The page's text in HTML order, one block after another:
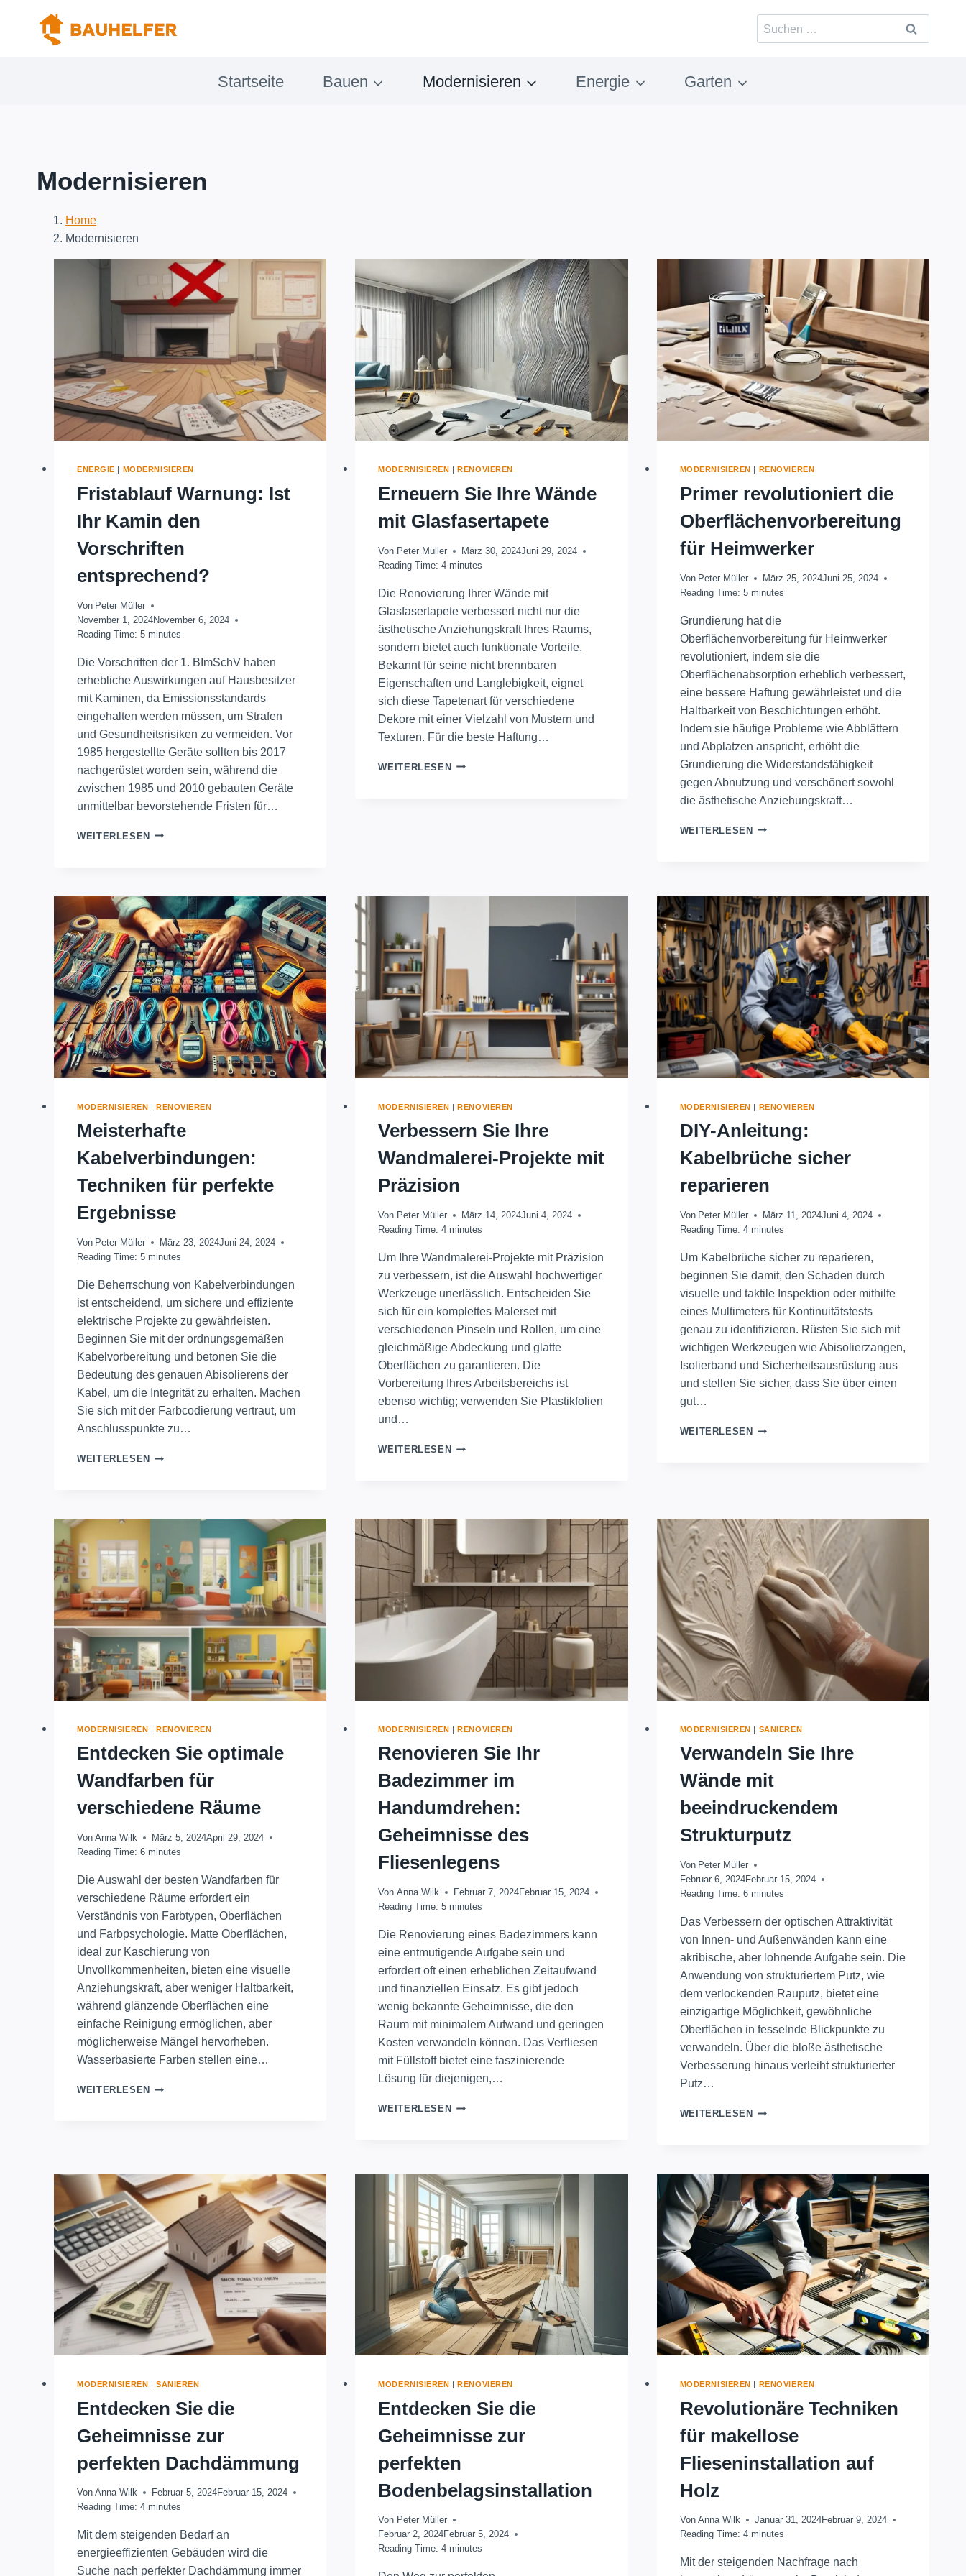
Suchen
nach:
Startseite Bauen Modernisieren Energie Garten
Modernisieren
Home
Modernisieren
ENERGIE MODERNISIEREN
Fristablauf Warnung: Ist
Ihr Kamin den
Vorschriften
entsprechend?
Von Peter Müller
November 1, 2024November 6, 2024
Reading Time: 5 minutes
Die Vorschriften der 1. BImSchV haben
erhebliche Auswirkungen auf Hausbesitzer
mit Kaminen, da Emissionsstandards
eingehalten werden müssen, um Strafen
und Gesundheitsrisiken zu vermeiden. Vor
1985 hergestellte Geräte sollten bis 2017
nachgerüstet worden sein, während die
zwischen 1985 und 2010 gebauten Geräte
unmittelbar bevorstehende Fristen für…
WEITERLESEN FRISTABLAUF
DEN
VORSCHRIFTEN
ENTSPRECHEND?
MODERNISIEREN RENOVIEREN
Erneuern Sie Ihre Wände
mit Glasfasertapete
Von Peter Müller März 30, 2024Juni 29, 2024
Reading Time: 4 minutes
Die Renovierung Ihrer Wände mit
Glasfasertapete verbessert nicht nur die
ästhetische Anziehungskraft Ihres Raums,
sondern bietet auch funktionale Vorteile.
Bekannt für seine nicht brennbaren
Eigenschaften und Langlebigkeit, eignet
sich diese Tapetenart für verschiedene
Dekore mit einer Vielzahl von Mustern und
Texturen. Für die beste Haftung…
WEITERLESENERNEUERN
MODERNISIEREN RENOVIEREN
Primer revolutioniert die
Oberflächenvorbereitung
für Heimwerker
Von Peter Müller März 25, 2024Juni 25, 2024
Reading Time: 5 minutes
Grundierung hat die
Oberflächenvorbereitung für Heimwerker
revolutioniert, indem sie die
Oberflächenabsorption erheblich verbessert,
eine bessere Haftung gewährleistet und die
Haltbarkeit von Beschichtungen erhöht.
Indem sie häufige Probleme wie Abblättern
und Abplatzen anspricht, erhöht die
Grundierung die Widerstandsfähigkeit
gegen Abnutzung und verschönert sowohl
die ästhetische Anziehungskraft…
WEITERLESENPRIMER
HEIMWERKER
MODERNISIEREN | RENOVIEREN
Meisterhafte
Kabelverbindungen:
Techniken für perfekte
Ergebnisse
Von Peter Müller März 23, 2024Juni 24, 2024
Reading Time: 5 minutes
Die Beherrschung von Kabelverbindungen
ist entscheidend, um sichere und effiziente
elektrische Projekte zu gewährleisten.
Beginnen Sie mit der ordnungsgemäßen
Kabelvorbereitung und betonen Sie die
Bedeutung des genauen Abisolierens der
Kabel, um die Integrität zu erhalten. Machen
Sie sich mit der Farbcodierung vertraut, um
Anschlusspunkte zu…
WEITERLESEN
MEISTERHAFTE
MODERNISIEREN |RENOVIEREN
Verbessern Sie Ihre
Wandmalerei-Projekte mit
Präzision
Von Peter Müller März 14, 2024Juni 4, 2024
Reading Time: 4 minutes
Um Ihre Wandmalerei-Projekte mit Präzision
zu verbessern, ist die Auswahl hochwertiger
Werkzeuge unerlässlich. Entscheiden Sie
sich für ein komplettes Malerset mit
verschiedenen Pinseln und Rollen, um eine
gleichmäßige Abdeckung und glatte
Oberflächen zu garantieren. Die
Vorbereitung Ihres Arbeitsbereichs ist
ebenso wichtig; verwenden Sie Plastikfolien
und…
WEITERLESENVERBESSERN
MIT
MODERNISIEREN | RENOVIEREN
DIY-Anleitung:
Kabelbrüche sicher
reparieren
Von Peter Müller März 11, 2024Juni 4, 2024
Reading Time: 4 minutes
Um Kabelbrüche sicher zu reparieren,
beginnen Sie damit, den Schaden durch
visuelle und taktile Inspektion oder mithilfe
eines Multimeters für Kontinuitätstests
genau zu identifizieren. Rüsten Sie sich mit
wichtigen Werkzeugen wie Abisolierzangen,
Isolierband und Sicherheitsausrüstung aus
und stellen Sie sicher, dass Sie über einen
gut…
WEITERLESENDIY-
MODERNISIEREN | RENOVIEREN
Entdecken Sie optimale
Wandfarben für
verschiedene Räume
Von Anna Wilk März 5, 2024April 29, 2024
Reading Time: 6 minutes
Die Auswahl der besten Wandfarben für
verschiedene Räume erfordert ein
Verständnis von Farbtypen, Oberflächen
und Farbpsychologie. Matte Oberflächen,
ideal zur Kaschierung von
Unvollkommenheiten, bieten eine visuelle
Anziehungskraft, aber weniger Haltbarkeit,
während glänzende Oberflächen eine
einfache Reinigung ermöglichen, aber
möglicherweise Mängel hervorheben.
Wasserbasierte Farben stellen eine…
WEITERLESEN ENTDECKEN
RÄUME
MODERNISIEREN |RENOVIEREN
Renovieren Sie Ihr
Badezimmer im
Handumdrehen:
Geheimnisse des
Fliesenlegens
Von Anna Wilk Februar 7, 2024Februar 15, 2024
Reading Time: 5 minutes
Die Renovierung eines Badezimmers kann
eine entmutigende Aufgabe sein und
erfordert oft einen erheblichen Zeitaufwand
und finanziellen Einsatz. Es gibt jedoch
wenig bekannte Geheimnisse, die den
Raum mit minimalem Aufwand und geringen
Kosten verwandeln können. Das Verfliesen
mit Füllstoff bietet eine faszinierende
Lösung für diejenigen,…
WEITERLESENRENOVIEREN
HANDUMDREHEN:
GEHEIMNISSE
DES
FLIESENLEGENS
MODERNISIEREN | SANIEREN
Verwandeln Sie Ihre
Wände mit
beeindruckendem
Strukturputz
Von Peter Müller
Februar 6, 2024Februar 15, 2024
Reading Time: 6 minutes
Das Verbessern der optischen Attraktivität
von Innen- und Außenwänden kann eine
akribische, aber lohnende Aufgabe sein. Die
Anwendung von strukturiertem Putz, wie
dem verlockenden Rauputz, bietet eine
einzigartige Möglichkeit, gewöhnliche
Oberflächen in fesselnde Blickpunkte zu
verwandeln. Über die bloße ästhetische
Verbesserung hinaus verleiht strukturierter
Putz…
WEITERLESENVERWANDELN
BEEINDRUCKENDEM
STRUKTURPUTZ
MODERNISIEREN | SANIEREN
Entdecken Sie die
Geheimnisse zur
perfekten Dachdämmung
Von Anna Wilk Februar 5, 2024Februar 15, 2024
Reading Time: 4 minutes
Mit dem steigenden Bedarf an
energieeffizienten Gebäuden wird die
Suche nach perfekter Dachdämmung immer
MODERNISIEREN |RENOVIEREN
Entdecken Sie die
Geheimnisse zur
perfekten
Bodenbelagsinstallation
Von Peter Müller
Februar 2, 2024Februar 5, 2024
Reading Time: 4 minutes
MODERNISIEREN | RENOVIEREN
Revolutionäre Techniken
für makellose
Flieseninstallation auf
Holz
Von Anna Wilk Januar 31, 2024Februar 9, 2024
Reading Time: 4 minutes
Mit der steigenden Nachfrage nach